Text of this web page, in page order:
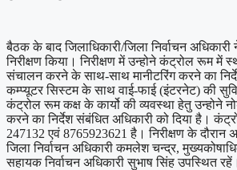
बैठक के बाद जिलाधिकारी/जिला निर्वाचन
निरीक्षण किया। निरीक्षण में उन्होने कंट्रोल रूम में
संचालन करने के साथ-साथ मानीटरिंग करने का
कम्प्यूटर सिस्टम के साथ वाई-फाई (इंटरनेट) की
कंट्रोल रूम कक्ष के कार्यो की व्यवस्था हेतु उन्होने
करने का निर्देश संबंधित अधिकारी को दिया है।
247132 एवं 8765923621 है। निरीक्षण के दौरान
जिला निर्वाचन अधिकारी कमलेश चन्द्र,
सहायक निर्वाचन अधिकारी सुभाष सिंह उपस्थित रहें।